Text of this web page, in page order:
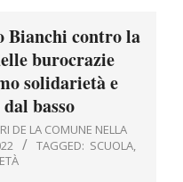
Bianchi contro la
burocrazie
solidarietà e
basso
DE LA COMUNE NELLA
TAGGED: SCUOLA,